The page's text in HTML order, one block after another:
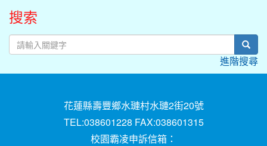
搜索
進階搜尋
花蓮縣壽豐鄉水璉村水璉2街20號
TEL:038601228 FAX:038601315
校園霸凌申訴信箱：